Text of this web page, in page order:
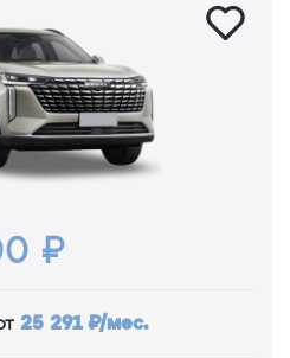
₽
25 291 ₽/мес.